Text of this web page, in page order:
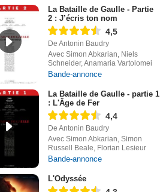
La Bataille de Gaulle - Partie
2 : J’écris ton nom
4,5
De Antonin Baudry
Avec Simon Abkarian, Niels
Schneider, Anamaria Vartolomei
Bande-annonce
La Bataille de Gaulle - partie 1
: L'Âge de Fer
4,4
De Antonin Baudry
Avec Simon Abkarian, Simon
Russell Beale, Florian Lesieur
Bande-annonce
L'Odyssée